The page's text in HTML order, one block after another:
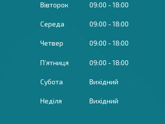
Вівторок 09:00 18:00
Середа 09:00 18:00
Четвер 09:00 18:00
Пʼятниця 09:00 18:00
Субота Вихідний
Неділя Вихідний